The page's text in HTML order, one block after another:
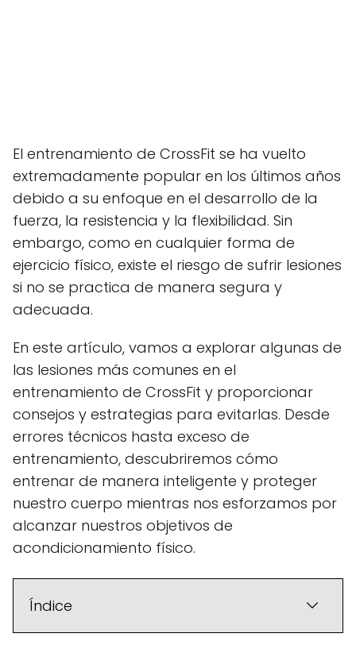
El entrenamiento de CrossFit se ha vuelto
extremadamente popular en los últimos años
debido a su enfoque en el desarrollo de la
fuerza, la resistencia y la flexibilidad. Sin
embargo, como en cualquier forma de
ejercicio físico, existe el riesgo de sufrir lesiones
si no se practica de manera segura y
adecuada.
En este artículo, vamos a explorar algunas de
las lesiones más comunes en el
entrenamiento de CrossFit y proporcionar
consejos y estrategias para evitarlas. Desde
errores técnicos hasta exceso de
entrenamiento, descubriremos cómo
entrenar de manera inteligente y proteger
nuestro cuerpo mientras nos esforzamos por
alcanzar nuestros objetivos de
acondicionamiento físico.
Índice